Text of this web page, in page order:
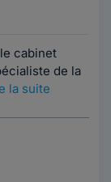
cabinet
de la
la suite